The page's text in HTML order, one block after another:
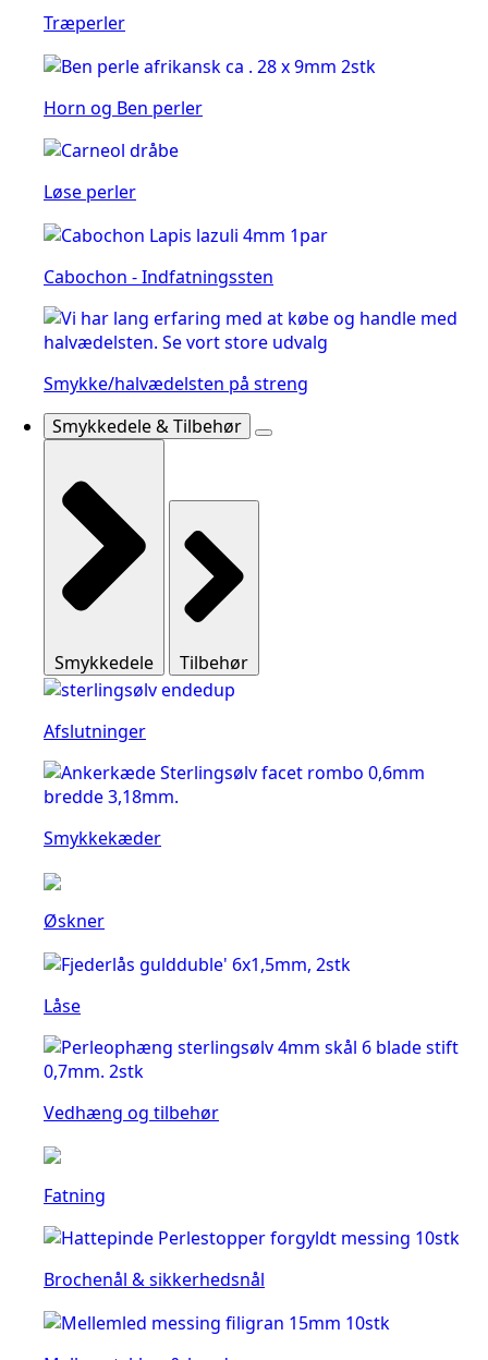
Træperler
Horn og Ben perler
Løse perler
Cabochon - Indfatningssten
Smykke/halvædelsten på streng
Smykkedele & Tilbehør
Smykkedele Tilbehør
Afslutninger
Smykkekæder
Øskner
Låse
Vedhæng og tilbehør
Fatning
Brochenål & sikkerhedsnål